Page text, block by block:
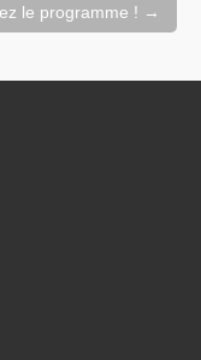
le programme ! →